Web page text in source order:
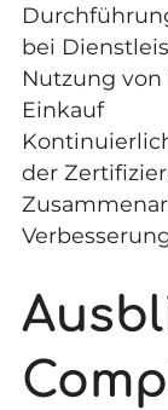
bei
Nutzung von
Einkauf
der